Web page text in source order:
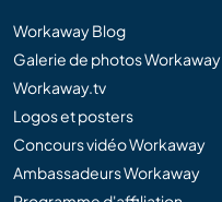
Workaway Blog
Galerie de photos Workaway
Workaway.tv
Logos et posters
Concours vidéo Workaway
Ambassadeurs Workaway